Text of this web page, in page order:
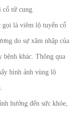
cổ tử cung.
gọi là viêm lộ tuyến cổ
do sự xâm nhập của
bệnh khác. Thông qua
hình ảnh vùng lộ
hưởng đến sức khỏe,